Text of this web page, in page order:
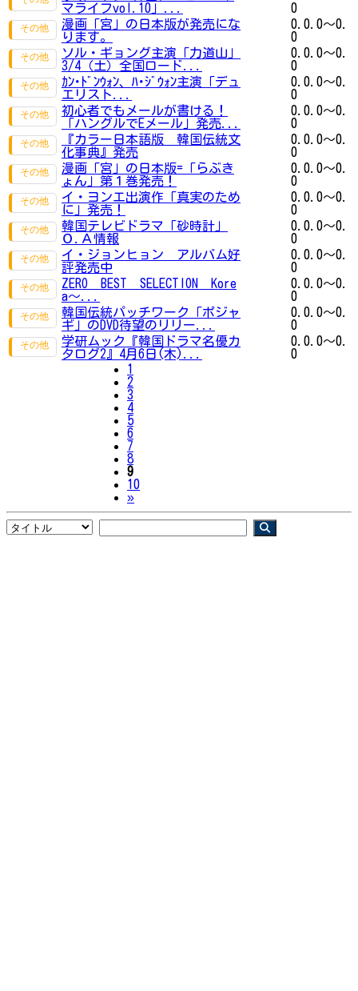
マライフvol.10｣ ...
0
漫画「宮」の日本版が発売にな
ります。
0.0.0～0.
0
ソル・ギョング主演「力道山」
3/4（土）全国ロード...
0.0.0～0.
0
ｶﾝ･ﾄﾞﾝｳｫﾝ、ﾊ･ｼﾞｳｫﾝ主演「デュ
エリスト...
0.0.0～0.
0
初心者でもメールが書ける！
「ハングルでEメール」発売...
0.0.0～0.
0
『カラー日本語版 韓国伝統文
化事典』発売
0.0.0～0.
0
漫画「宮」の日本版=「らぶき
ょん」第１巻発売！
0.0.0～0.
0
イ・ヨンエ出演作「真実のため
に」発売！
0.0.0～0.
0
韓国テレビドラマ「砂時計」
Ｏ.Ａ情報
0.0.0～0.
0
イ・ジョンヒョン アルバム好
評発売中
0.0.0～0.
0
ZERO BEST SELECTION Kore
a～...
0.0.0～0.
0
韓国伝統パッチワーク「ポジャ
ギ」のDVD待望のリリー...
0.0.0～0.
0
学研ムック『韓国ドラマ名優カ
タログ2』4月6日(木)...
0.0.0～0.
0
1
2
3
4
5
6
7
8
9
10
»Next